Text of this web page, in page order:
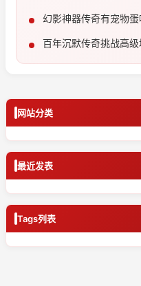
幻影神器传奇有宠物蛋
百年沉默传奇挑战高
网站分类
最近发表
Tags列表